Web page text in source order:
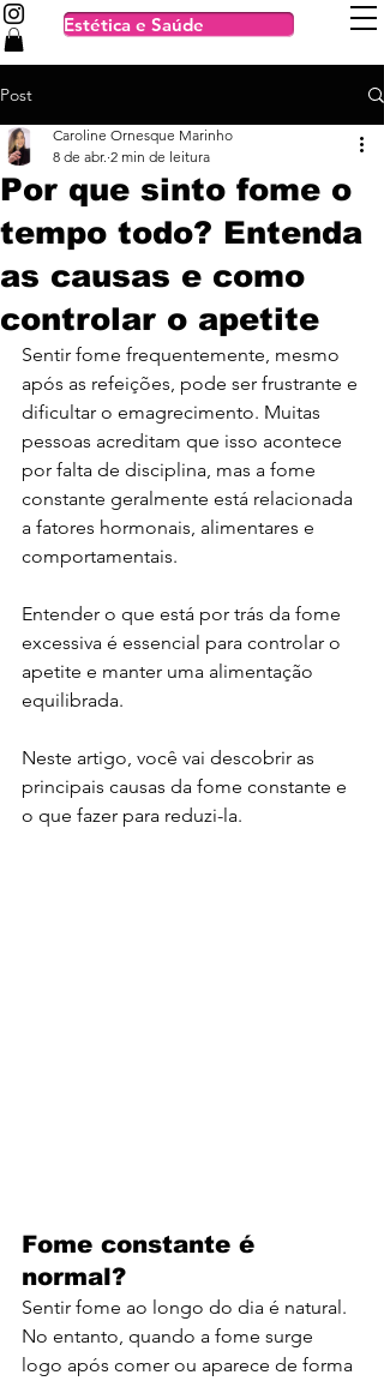
Estética e Saúde
Post
Por que sinto fome o
tempo todo? Entenda
as causas e como
controlar o apetite
Caroline Ornesque Marinho
8 de abr. 2 min de leitura
Sentir fome frequentemente, mesmo
após as refeições, pode ser frustrante e
dificultar o emagrecimento. Muitas
pessoas acreditam que isso acontece
por falta de disciplina, mas a fome
constante geralmente está relacionada
a fatores hormonais, alimentares e
comportamentais.
Entender o que está por trás da fome
excessiva é essencial para controlar o
apetite e manter uma alimentação
equilibrada.
Neste artigo, você vai descobrir as
principais causas da fome constante e
o que fazer para reduzi-la.
Fome constante é
normal?
Sentir fome ao longo do dia é natural.
No entanto, quando a fome surge
logo após comer ou aparece de forma